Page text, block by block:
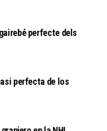
perfecte dels
perfecta de los